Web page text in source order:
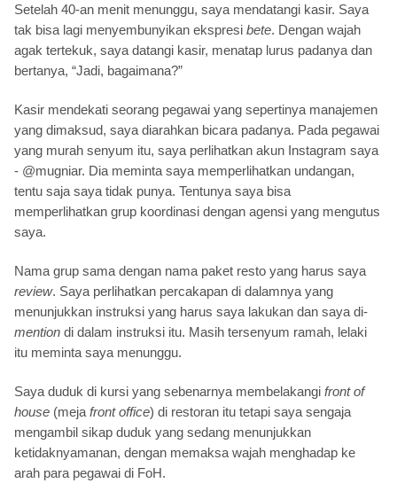
Setelah 40-an menit menunggu, saya mendatangi kasir. Saya
tak bisa lagi menyembunyikan ekspresi bete. Dengan wajah
agak tertekuk, saya datangi kasir, menatap lurus padanya dan
bertanya, “Jadi, bagaimana?”
Kasir mendekati seorang pegawai yang sepertinya manajemen
yang dimaksud, saya diarahkan bicara padanya. Pada pegawai
yang murah senyum itu, saya perlihatkan akun Instagram saya
- @mugniar. Dia meminta saya memperlihatkan undangan,
tentu saja saya tidak punya. Tentunya saya bisa
memperlihatkan grup koordinasi dengan agensi yang mengutus
saya.
Nama grup sama dengan nama paket resto yang harus saya
review. Saya perlihatkan percakapan di dalamnya yang
menunjukkan instruksi yang harus saya lakukan dan saya di-
mention di dalam instruksi itu. Masih tersenyum ramah, lelaki
itu meminta saya menunggu.
Saya duduk di kursi yang sebenarnya membelakangi front of
house (meja front office) di restoran itu tetapi saya sengaja
mengambil sikap duduk yang sedang menunjukkan
ketidaknyamanan, dengan memaksa wajah menghadap ke
arah para pegawai di FoH.